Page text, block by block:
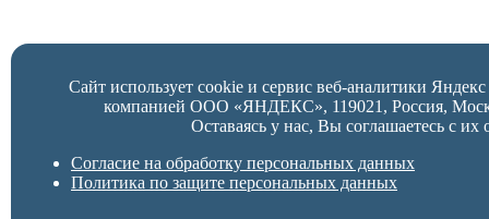
Сайт использует cookie и сервис веб-аналитики
компанией ООО «ЯНДЕКС», 119021, Россия,
Оставаясь у нас, Вы соглашаетесь с их
Согласие на обработку персональных данных
Политика по защите персональных данных